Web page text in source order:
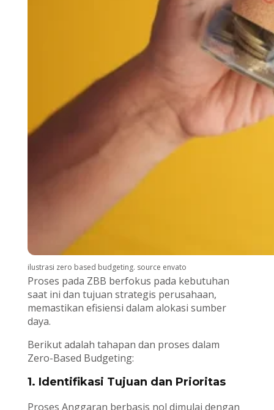
ilustrasi zero based budgeting. source envato
Proses pada ZBB berfokus pada kebutuhan
saat ini dan tujuan strategis perusahaan,
memastikan efisiensi dalam alokasi sumber
daya.
Berikut adalah tahapan dan proses dalam
Zero-Based Budgeting:
1. Identifikasi Tujuan dan Prioritas
Proses Anggaran berbasis nol dimulai dengan